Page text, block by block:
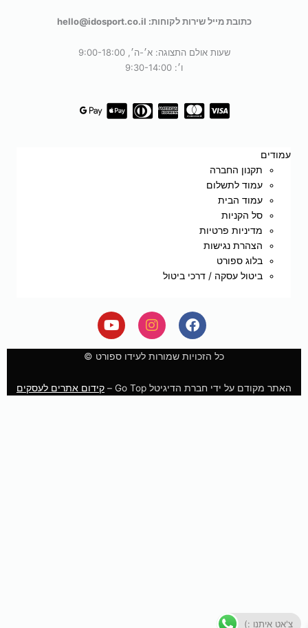
כתובת מייל שירות לקוחות: hello@idosport.co.il
שעות אולם התצוגה: א׳-ה׳, 9:00-18:00
ו׳: 9:30-14:00
עמודים
תקנון החברה
עמוד לתשלום
עמוד הבית
סל הקניות
מדיניות פרטיות
הצהרת נגישות
בלוג ספורט
ביטול עסקה / דרכי ביטול
F
a
c
e
o
o
I
n
s
t
g
r
Y
o
u
t
b
e
כל הזכויות שמורות לעידו ספורט ©
האתר מקודם על ידי חברת הדיגיטל Go Top – קידום אתרים לעסקים
צ'אט איתנו :)